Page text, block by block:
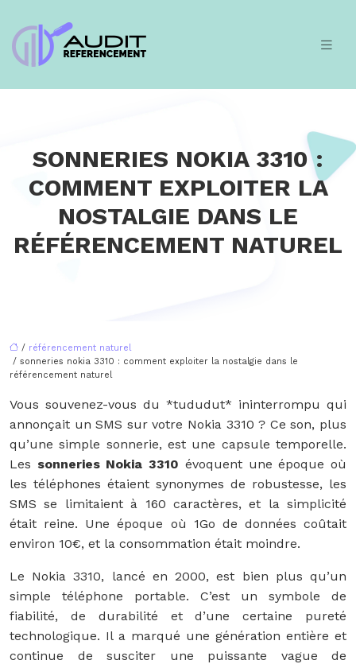
SONNERIES NOKIA 3310 :
COMMENT EXPLOITER LA
NOSTALGIE DANS LE
RÉFÉRENCEMENT NATUREL
/ référencement naturel
/ sonneries nokia 3310 : comment exploiter la nostalgie dans le
référencement naturel
Vous souvenez-vous du *tududut* ininterrompu qui
annonçait un SMS sur votre Nokia 3310 ? Ce son, plus
qu’une simple sonnerie, est une capsule temporelle.
Les sonneries Nokia 3310 évoquent une époque où
les téléphones étaient synonymes de robustesse, les
SMS se limitaient à 160 caractères, et la simplicité
était reine. Une époque où 1Go de données coûtait
environ 10€, et la consommation était moindre.
Le Nokia 3310, lancé en 2000, est bien plus qu’un
simple téléphone portable. C’est un symbole de
fiabilité, de durabilité et d’une certaine pureté
technologique. Il a marqué une génération entière et
continue de susciter une puissante vague de